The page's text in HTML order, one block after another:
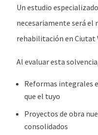
Un estudio
necesariamente será el
rehabilitación en Ciutat
Al evaluar esta
Reformas integrales
que el tuyo
Proyectos de obra
consolidados